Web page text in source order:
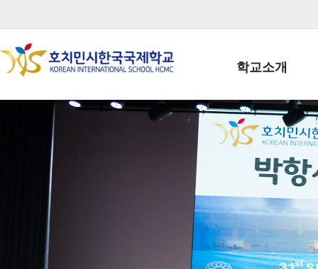
학교소개
학교장인사말
학생회장인사말
학교상징
학교 CI
교직원현황
학생현황